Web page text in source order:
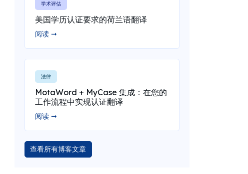
学术评估
美国学历认证要求的荷兰语翻译
阅读 ➞
法律
MotaWord + MyCase 集成：在您的
工作流程中实现认证翻译
阅读 ➞
查看所有博客文章